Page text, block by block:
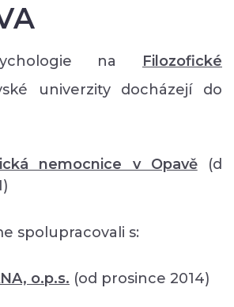
na Filozofické
univerzity docházejí do
nemocnice v Opavě(d
spolupracovali s:
o.p.s. (od prosince 2014)